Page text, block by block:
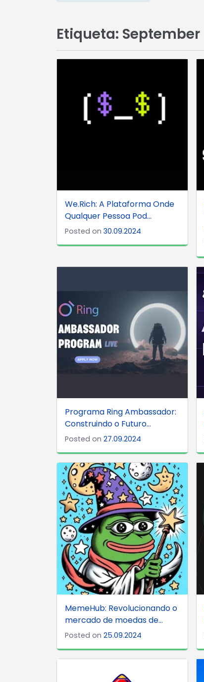
Etiqueta: September
We.Rich: A Plataforma Onde
Qualquer Pessoa Pod...
Posted on 30.09.2024
Programa Ring Ambassador:
Construindo o Futuro...
Posted on 27.09.2024
MemeHub: Revolucionando o
mercado de moedas de...
Posted on 25.09.2024